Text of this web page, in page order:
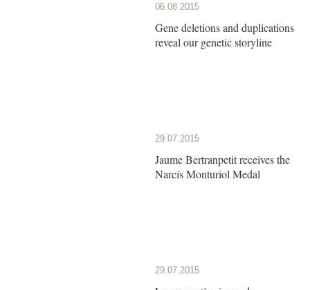
06.08.2015
Gene deletions and duplications
reveal our genetic storyline
29.07.2015
Jaume Bertranpetit receives the
Narcís Monturiol Medal
29.07.2015